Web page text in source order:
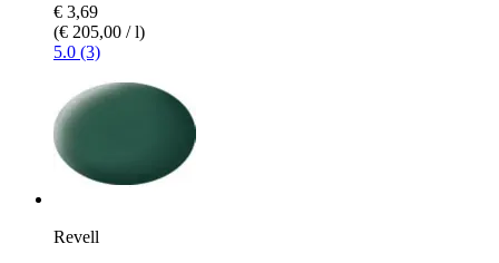
€ 3,69
(€ 205,00 / l)
5.0 (3)
Revell